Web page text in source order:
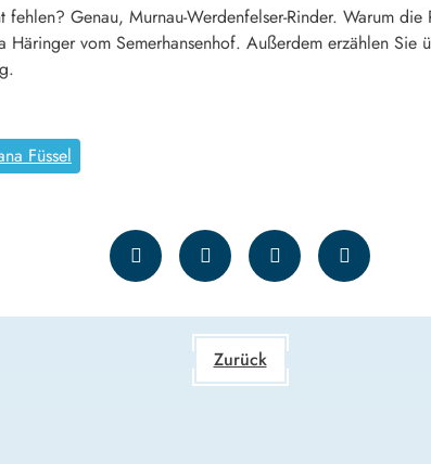
Genau, Murnau-Werdenfelser-Rinder. Warum
Häringer vom Semerhansenhof. Außerdem erzählen
Füssel
Zurück